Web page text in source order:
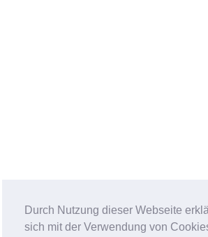
Durch Nutzung dieser Webseite
sich mit der Verwendung von